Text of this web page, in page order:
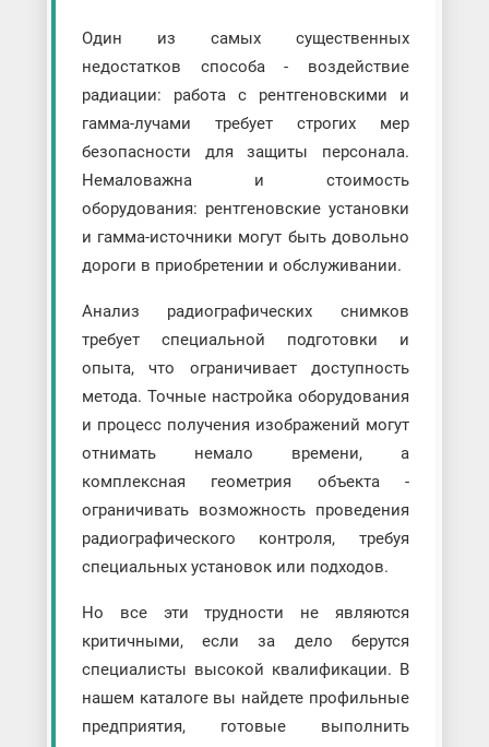
Один из самых существенных
недостатков способа - воздействие
радиации: работа с рентгеновскими и
гамма-лучами требует строгих мер
безопасности для защиты персонала.
Немаловажна и стоимость
оборудования: рентгеновские установки
и гамма-источники могут быть довольно
дороги в приобретении и обслуживании.
Анализ радиографических снимков
требует специальной подготовки и
опыта, что ограничивает доступность
метода. Точные настройка оборудования
и процесс получения изображений могут
отнимать немало времени, а
комплексная геометрия объекта -
ограничивать возможность проведения
радиографического контроля, требуя
специальных установок или подходов.
Но все эти трудности не являются
критичными, если за дело берутся
специалисты высокой квалификации. В
нашем каталоге вы найдете профильные
предприятия, готовые выполнить